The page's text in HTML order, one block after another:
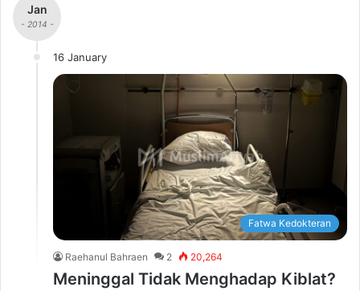
Jan
- 2014 -
16 January
Fatwa Kedokteran
Raehanul Bahraen 2 20,264
Meninggal Tidak Menghadap Kiblat?